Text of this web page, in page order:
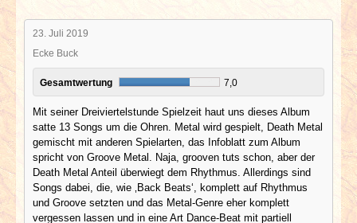
23. Juli 2019
Ecke Buck
Gesamtwertung 7,0
Mit seiner Dreiviertelstunde Spielzeit haut uns dieses Album
satte 13 Songs um die Ohren. Metal wird gespielt, Death Metal
gemischt mit anderen Spielarten, das Infoblatt zum Album
spricht von Groove Metal. Naja, grooven tuts schon, aber der
Death Metal Anteil überwiegt dem Rhythmus. Allerdings sind
Songs dabei, die, wie ‚Back Beats‘, komplett auf Rhythmus
und Groove setzten und das Metal-Genre eher komplett
vergessen lassen und in eine Art Dance-Beat mit partiell